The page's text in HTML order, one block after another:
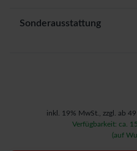
Sonderausstattung
inkl. 19% MwSt., zzgl. ab
Verfügbarkeit: ca.
(auf